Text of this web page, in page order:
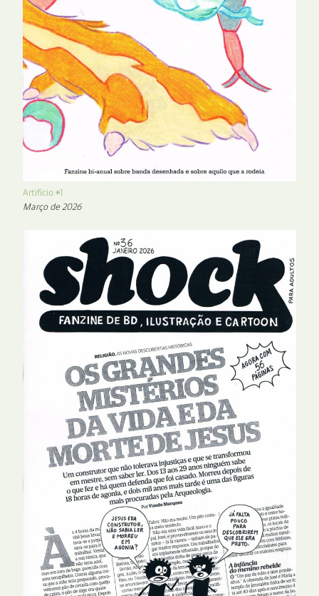
Artifício #1
Março de 2026